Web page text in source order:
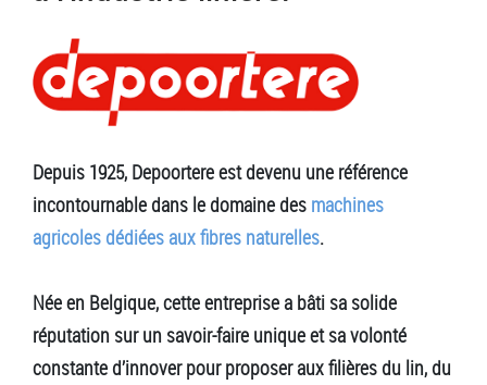
Depuis 1925, Depoortere est devenu une référence
incontournable dans le domaine des machines
agricoles dédiées aux fibres naturelles.
Née en Belgique, cette entreprise a bâti sa solide
réputation sur un savoir-faire unique et sa volonté
constante d’innover pour proposer aux filières du lin, du